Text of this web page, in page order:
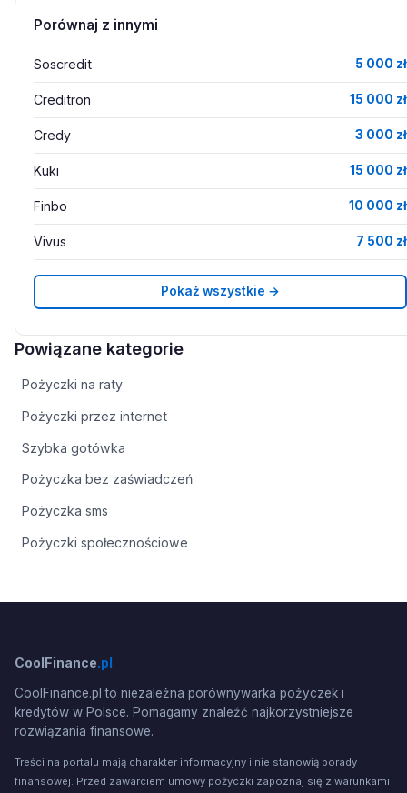
Porównaj z innymi
Soscredit 5 000 zł
Creditron 15 000 zł
Credy 3 000 zł
Kuki 15 000 zł
Finbo 10 000 zł
Vivus 7 500 zł
Pokaż wszystkie →
Powiązane kategorie
Pożyczki na raty
Pożyczki przez internet
Szybka gotówka
Pożyczka bez zaświadczeń
Pożyczka sms
Pożyczki społecznościowe
CoolFinance.pl
CoolFinance.pl to niezależna porównywarka pożyczek i
kredytów w Polsce. Pomagamy znaleźć najkorzystniejsze
rozwiązania finansowe.
Treści na portalu mają charakter informacyjny i nie stanowią porady
finansowej. Przed zawarciem umowy pożyczki zapoznaj się z warunkami